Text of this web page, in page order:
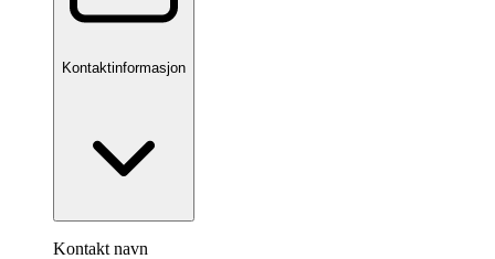
Kontaktinformasjon
Kontakt navn